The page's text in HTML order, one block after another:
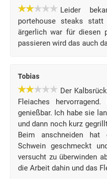
Leider
portehouse steaks
ärgerlich war für diesen
passieren wird das auch
Tobias
Der
Fleiaches
genießbar. Ich habe sie
und dann noch kurz
Beim anschneiden
Schwein geschmeckt
versucht zu überwinden
die Arbeit dahin und das